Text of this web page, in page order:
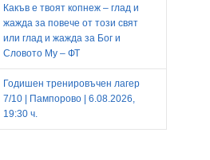
Какъв е твоят копнеж – глад и
жажда за повече от този свят
или глад и жажда за Бог и
Словото Му – ФТ
Годишен тренировъчен лагер
7/10 | Пампорово | 6.08.2026,
19:30 ч.